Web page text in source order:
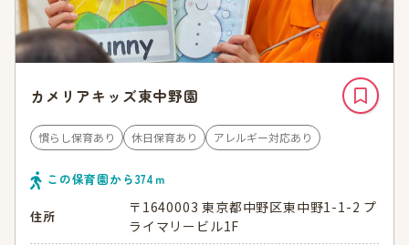
カメリアキッズ東中野園
慣らし保育あり 休日保育あり アレルギー対応あり
この保育園から374 ｍ
住所
〒1640003 東京都中野区東中野1-1-2 プ
ライマリービル1F